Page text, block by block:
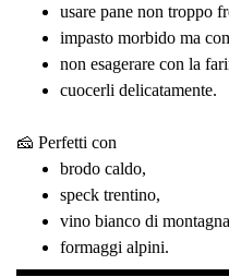
usare pane non troppo
impasto morbido ma
non esagerare con la
cuocerli delicatamente.
🧀 Perfetti con
brodo caldo,
speck trentino,
vino bianco di
formaggi alpini.